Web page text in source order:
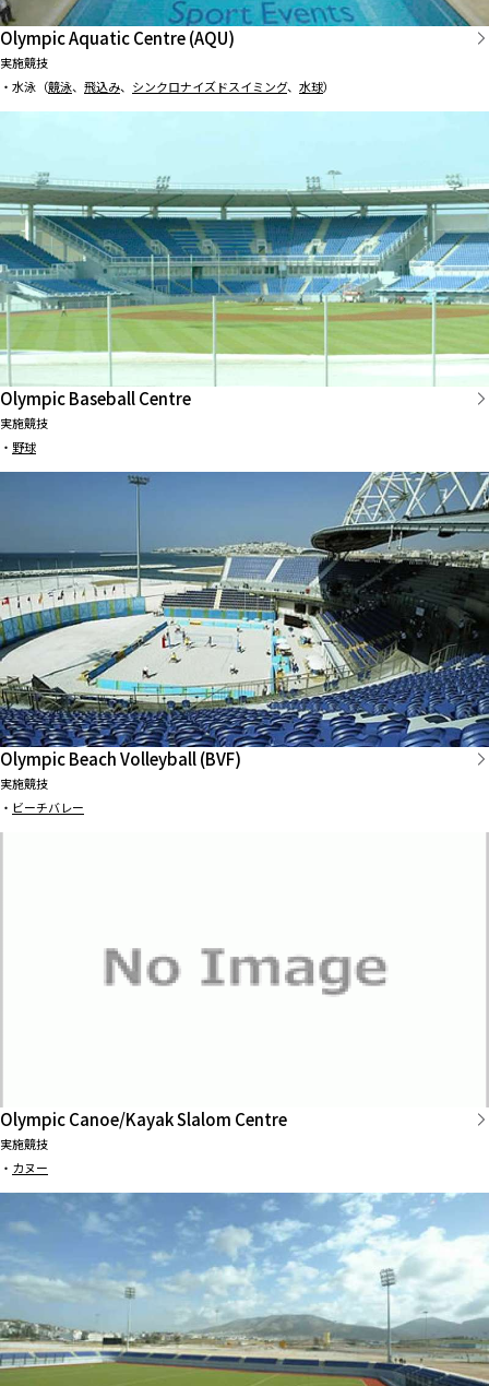
Olympic Aquatic Centre (AQU)
実施競技
・水泳（競泳、 飛込み、 シンクロナイズドスイミング、 水球）
Olympic Baseball Centre
実施競技
・ 野球
Olympic Beach Volleyball (BVF)
実施競技
・ ビーチバレー
Olympic Canoe/Kayak Slalom Centre
実施競技
・ カヌー